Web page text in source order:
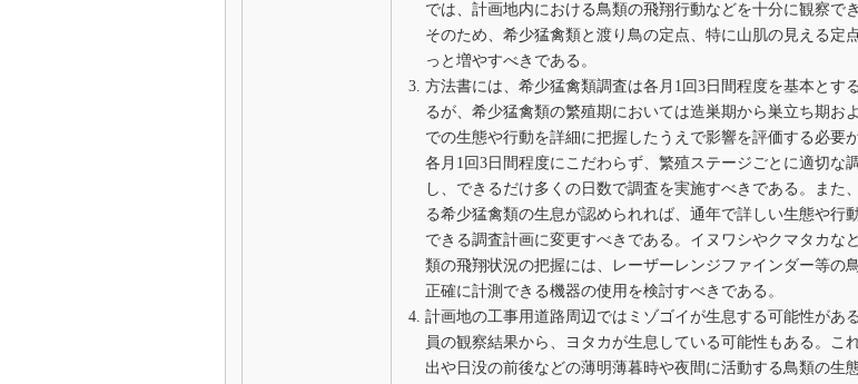
では、計画地内における鳥類の飛翔行動などを十分に観察で
そのため、希少猛禽類と渡り鳥の定点、特に山肌の見える定
っと増やすべきである。
方法書には、希少猛禽類調査は各月1回3日間程度を基本とす
るが、希少猛禽類の繁殖期においては造巣期から巣立ち期お
での生態や行動を詳細に把握したうえで影響を評価する必要
各月1回3日間程度にこだわらず、繁殖ステージごとに適切な
し、できるだけ多くの日数で調査を実施すべきである。また
る希少猛禽類の生息が認められれば、通年で詳しい生態や行
できる調査計画に変更すべきである。イヌワシやクマタカな
類の飛翔状況の把握には、レーザーレンジファインダー等の
正確に計測できる機器の使用を検討すべきである。
計画地の工事用道路周辺ではミゾゴイが生息する可能性があ
員の観察結果から、ヨタカが生息している可能性もある。こ
出や日没の前後などの薄明薄暮時や夜間に活動する鳥類の生